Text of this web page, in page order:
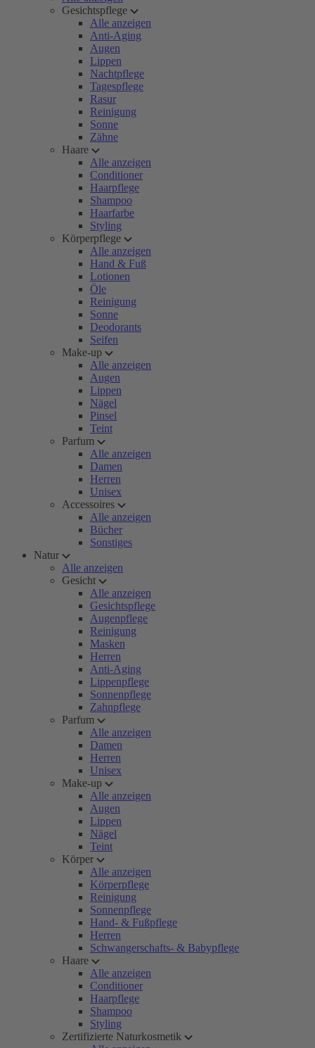
Gesichtspflege
Alle anzeigen
Anti-Aging
Augen
Lippen
Nachtpflege
Tagespflege
Rasur
Reinigung
Sonne
Zähne
Haare
Alle anzeigen
Conditioner
Haarpflege
Shampoo
Haarfarbe
Styling
Körperpflege
Alle anzeigen
Hand & Fuß
Lotionen
Öle
Reinigung
Sonne
Deodorants
Seifen
Make-up
Alle anzeigen
Augen
Lippen
Nägel
Pinsel
Teint
Parfum
Alle anzeigen
Damen
Herren
Unisex
Accessoires
Alle anzeigen
Bücher
Sonstiges
Natur
Alle anzeigen
Gesicht
Alle anzeigen
Gesichtspflege
Augenpflege
Reinigung
Masken
Herren
Anti-Aging
Lippenpflege
Sonnenpflege
Zahnpflege
Parfum
Alle anzeigen
Damen
Herren
Unisex
Make-up
Alle anzeigen
Augen
Lippen
Nägel
Teint
Körper
Alle anzeigen
Körperpflege
Reinigung
Sonnenpflege
Hand- & Fußpflege
Herren
Schwangerschafts- & Babypflege
Haare
Alle anzeigen
Conditioner
Haarpflege
Shampoo
Styling
Zertifizierte Naturkosmetik